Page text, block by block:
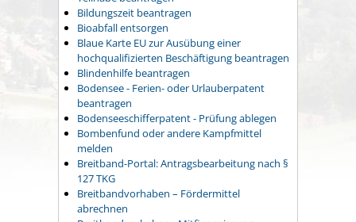
Bildungszeit beantragen
Bioabfall entsorgen
Blaue Karte EU zur Ausübung einer
hochqualifizierten Beschäftigung beantragen
Blindenhilfe beantragen
Bodensee - Ferien- oder Urlauberpatent
beantragen
Bodenseeschifferpatent - Prüfung ablegen
Bombenfund oder andere Kampfmittel
melden
Breitband-Portal: Antragsbearbeitung nach §
127 TKG
Breitbandvorhaben – Fördermittel
abrechnen